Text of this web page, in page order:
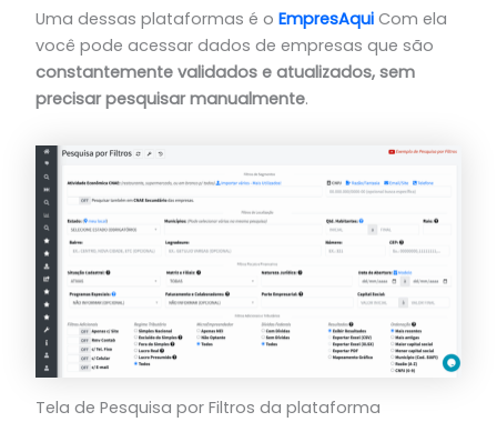
Uma dessas plataformas é o EmpresAquiCom ela
você pode acessar dados de empresas que são
constantemente validados e atualizados, sem
precisar pesquisar manualmente.
Tela de Pesquisa por Filtros da plataforma